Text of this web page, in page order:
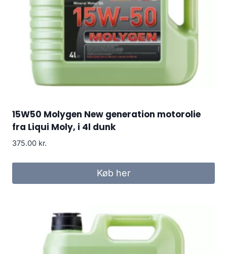
15W50 Molygen New generation motorolie
fra Liqui Moly, i 4l dunk
375.00 kr.
Køb her